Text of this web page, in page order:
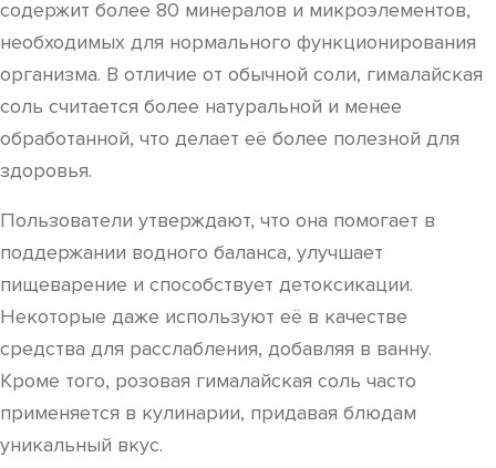
содержит более 80 минералов и микроэлементов,
необходимых для нормального функционирования
организма. В отличие от обычной соли, гималайская
соль считается более натуральной и менее
обработанной, что делает её более полезной для
здоровья.
Пользователи утверждают, что она помогает в
поддержании водного баланса, улучшает
пищеварение и способствует детоксикации.
Некоторые даже используют её в качестве
средства для расслабления, добавляя в ванну.
Кроме того, розовая гималайская соль часто
применяется в кулинарии, придавая блюдам
уникальный вкус.